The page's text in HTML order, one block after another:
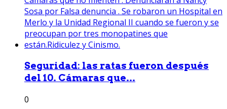
Seguridad: las ratas fueron después
del 10. Cámaras que...
0